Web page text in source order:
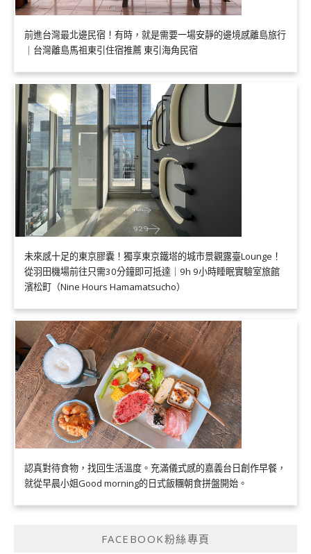
前進台灣最北邊民宿！有時，就是需要一場安靜的邊境感離島旅行
｜台灣離島馬祖東引住宿推薦 東引海角民宿
未來感十足的東京膠囊！獨享東京鐵塔的城市景觀露臺Lounge！
從羽田機場前往只需30分鐘即可抵達｜9h 9小時睡眠實驗室旅館
濱松町（Nine Hours Hamamatsucho）
認真對待食物，找回生活溫度。充滿儀式感的嘉義台日創作早餐，
就從早晨小姐Good morning的日式飯糰朝食拼盤開始。
FACEBOOK粉絲專頁